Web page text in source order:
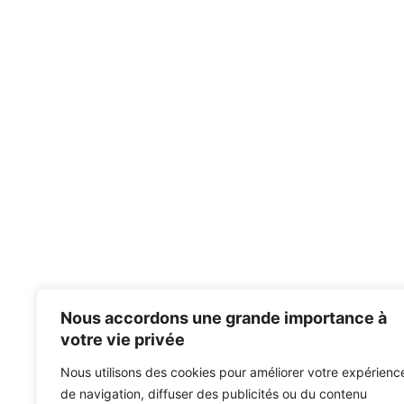
Nous accordons une grande importance à
votre vie privée
Nous utilisons des cookies pour améliorer votre
de navigation, diffuser des publicités ou du contenu